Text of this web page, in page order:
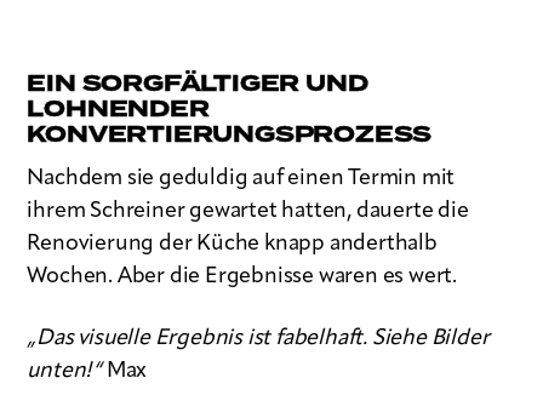
EIN SORGFÄLTIGER UND
LOHNENDER
KONVERTIERUNGSPROZESS
Nachdem sie geduldig auf einen Termin mit
ihrem Schreiner gewartet hatten, dauerte die
Renovierung der Küche knapp anderthalb
Wochen. Aber die Ergebnisse waren es wert.
„Das visuelle Ergebnis ist fabelhaft. Siehe Bilder
unten!“ Max